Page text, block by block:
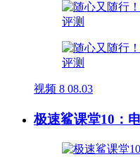
视频 8 08.03
极速鲨课堂10：